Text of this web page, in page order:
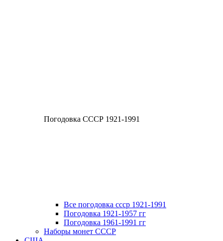
Погодовка СССР 1921-1991
Все погодовка ссср 1921-1991
Погодовка 1921-1957 гг
Погодовка 1961-1991 гг
Наборы монет СССР